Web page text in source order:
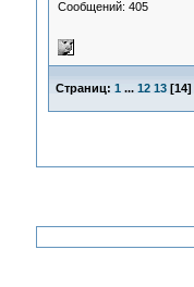
Сообщений: 405
Страниц: 1 ... 12 13[14]